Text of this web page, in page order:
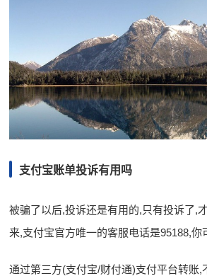
支付宝账单投诉有用吗
被骗了以后,投诉还是有用的,只有投诉了,
来,支付宝官方唯一的客服电话是95188,你
通过第三方(支付宝/财付通)支付平台转账,